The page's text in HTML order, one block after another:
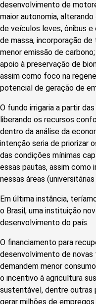
desenvolvimento de
maior autonomia,
de veículos leves, ônibus
de massa, incorporação
menor emissão de
apoio à preservação de
assim como foco na
potencial de geração de
O fundo irrigaria a partir
liberando os recursos
dentro da análise da
intenção seria de priorizar
das condições mínimas
essas pautas, assim como
nessas áreas
Em última instância,
o Brasil, uma instituição
desenvolvimento do país.
O financiamento para
desenvolvimento de
demandem menor
o incentivo à agricultura
sustentável, dentre outras
gerar milhões de